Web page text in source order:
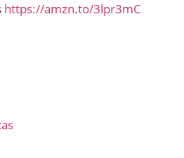
https://amzn.to/3lpr3mC